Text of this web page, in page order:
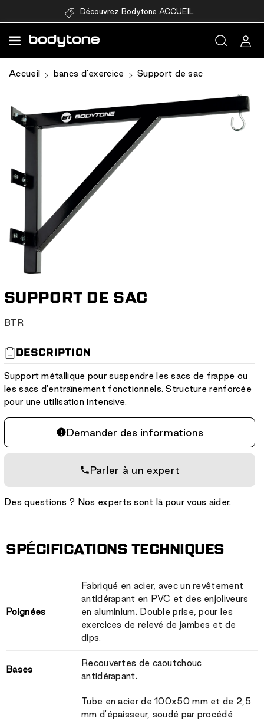
contenu
Découvrez Bodytone ACCUEIL
Accueil bancs d'exercice
Support de sac
produits
SUPPORT DE SAC
S
U
:
BTR
DESCRIPTION
Support métallique pour suspendre les sacs de frappe ou
les sacs d'entraînement fonctionnels. Structure renforcée
pour une utilisation intensive.
Demander des informations
Parler à un expert
Des questions ? Nos experts sont là pour vous aider.
SPÉCIFICATIONS TECHNIQUES
Poignées
Fabriqué en acier, avec un revêtement
antidérapant en PVC et des enjoliveurs
en aluminium. Double prise, pour les
exercices de relevé de jambes et de
dips.
Bases
Recouvertes de caoutchouc
antidérapant.
Tube en acier de 100x50 mm et de 2,5
mm d'épaisseur, soudé par procédé